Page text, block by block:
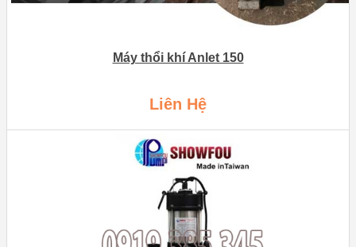
Máy thổi khí Anlet 150
Liên Hệ